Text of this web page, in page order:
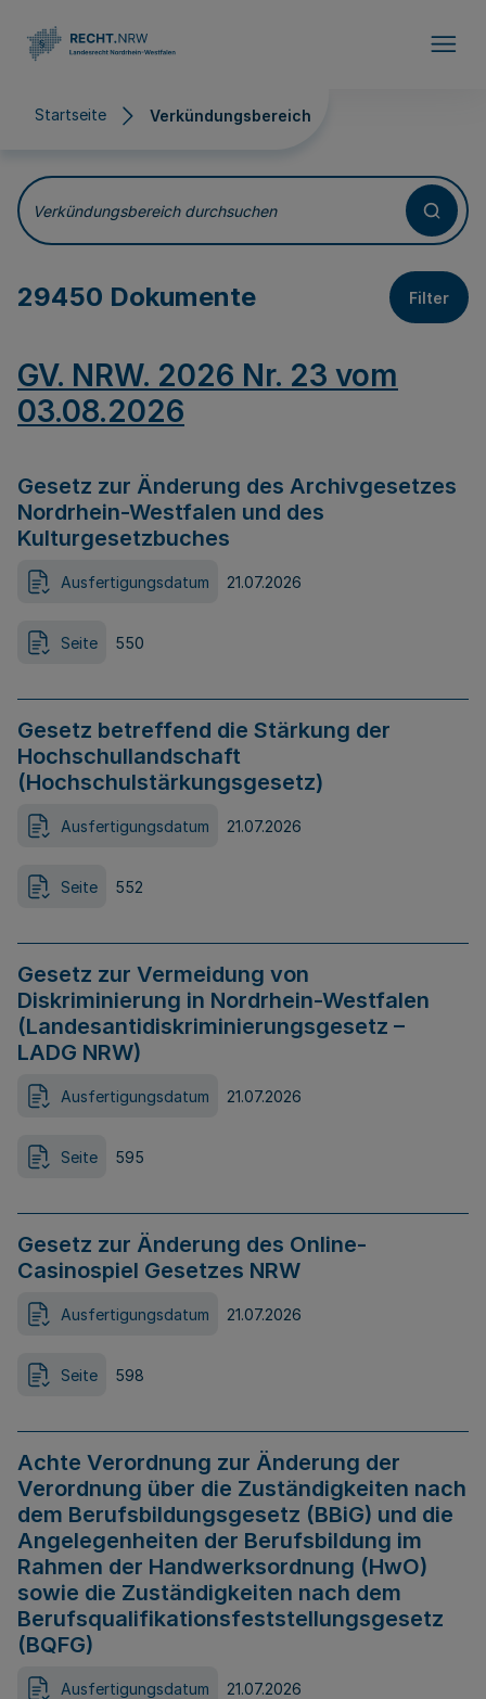
Startseite Verkündungsbereich
Verkündungsbereich
Verkündungsbereich durchsuchen
29450 Dokumente Filter
GV. NRW. 2026 Nr. 23 vom
03.08.2026
Gesetz zur Änderung des Archivgesetzes
Nordrhein-Westfalen und des
Kulturgesetzbuches
Ausfertigungsdatum 21.07.2026
Seite 550
Gesetz betreffend die Stärkung der
Hochschullandschaft
(Hochschulstärkungsgesetz)
Ausfertigungsdatum 21.07.2026
Seite 552
Gesetz zur Vermeidung von
Diskriminierung in Nordrhein-Westfalen
(Landesantidiskriminierungsgesetz –
LADG NRW)
Ausfertigungsdatum 21.07.2026
Seite 595
Gesetz zur Änderung des Online-
Casinospiel Gesetzes NRW
Ausfertigungsdatum 21.07.2026
Seite 598
Achte Verordnung zur Änderung der
Verordnung über die Zuständigkeiten nach
dem Berufsbildungsgesetz (BBiG) und die
Angelegenheiten der Berufsbildung im
Rahmen der Handwerksordnung (HwO)
sowie die Zuständigkeiten nach dem
Berufsqualifikationsfeststellungsgesetz
(BQFG)
Ausfertigungsdatum 21.07.2026